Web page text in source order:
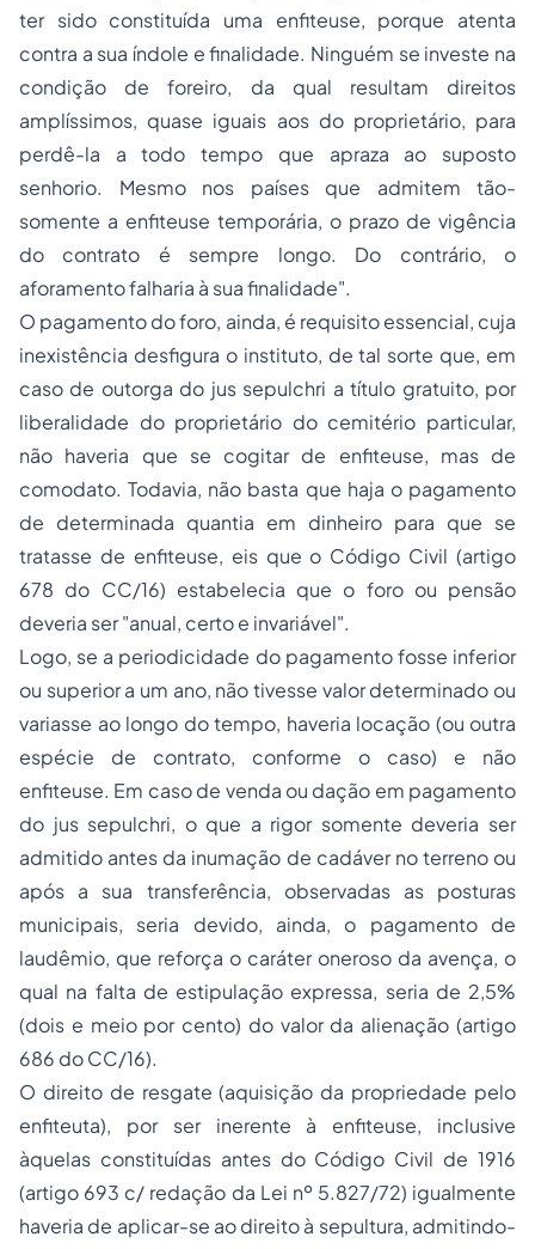
ter sido constituída uma enfiteuse, porque atenta
contra a sua índole e finalidade. Ninguém se investe na
condição de foreiro, da qual resultam direitos
amplíssimos, quase iguais aos do proprietário, para
perdê-la a todo tempo que apraza ao suposto
senhorio. Mesmo nos países que admitem tão-
somente a enfiteuse temporária, o prazo de vigência
do contrato é sempre longo. Do contrário, o
aforamento falharia à sua finalidade".
O pagamento do foro, ainda, é requisito essencial, cuja
inexistência desfigura o instituto, de tal sorte que, em
caso de outorga do jus sepulchri a título gratuito, por
liberalidade do proprietário do cemitério particular,
não haveria que se cogitar de enfiteuse, mas de
comodato. Todavia, não basta que haja o pagamento
de determinada quantia em dinheiro para que se
tratasse de enfiteuse, eis que o Código Civil (artigo
678 do CC/16) estabelecia que o foro ou pensão
deveria ser "anual, certo e invariável".
Logo, se a periodicidade do pagamento fosse inferior
ou superior a um ano, não tivesse valor determinado ou
variasse ao longo do tempo, haveria locação (ou outra
espécie de contrato, conforme o caso) e não
enfiteuse. Em caso de venda ou dação em pagamento
do jus sepulchri, o que a rigor somente deveria ser
admitido antes da inumação de cadáver no terreno ou
após a sua transferência, observadas as posturas
municipais, seria devido, ainda, o pagamento de
laudêmio, que reforça o caráter oneroso da avença, o
qual na falta de estipulação expressa, seria de 2,5%
(dois e meio por cento) do valor da alienação (artigo
686 do CC/16).
O direito de resgate (aquisição da propriedade pelo
enfiteuta), por ser inerente à enfiteuse, inclusive
àquelas constituídas antes do Código Civil de 1916
(artigo 693 c/ redação da Lei nº 5.827/72) igualmente
haveria de aplicar-se ao direito à sepultura, admitindo-